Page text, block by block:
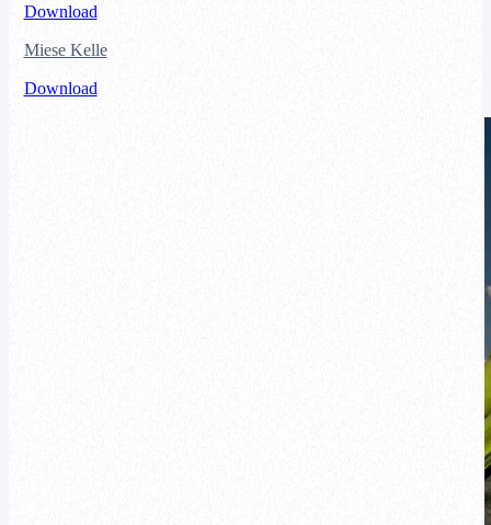
Download
Miese Kelle
Download